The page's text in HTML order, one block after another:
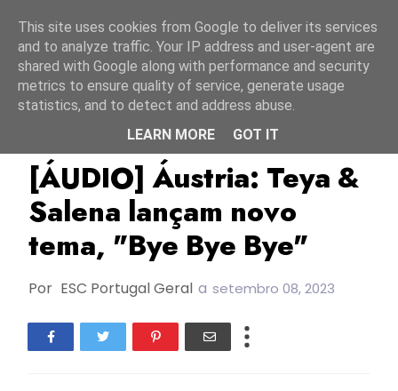
ESC2023 Novos Lançamentos
[ÁUDIO] Áustria: Teya &
Salena lançam novo
tema, "Bye Bye Bye"
Por ESC Portugal Geral a setembro 08, 2023
This site uses cookies from Google to deliver its services
and to analyze traffic. Your IP address and user-agent are
shared with Google along with performance and security
metrics to ensure quality of service, generate usage
statistics, and to detect and address abuse.
LEARN MORE
GOT IT